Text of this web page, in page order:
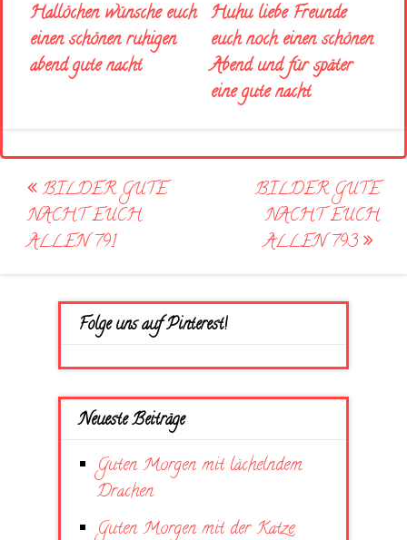
Hallöchen wünsche euch
einen schönen ruhigen
abend gute nacht
Huhu liebe Freunde
euch noch einen schönen
Abend und für später
eine gute nacht
Post
navigation
BILDER GUTE
NACHT EUCH
ALLEN 791
BILDER GUTE
NACHT EUCH
ALLEN 793
Folge uns auf Pinterest!
Neueste Beiträge
Guten Morgen mit lächelndem
Drachen
Guten Morgen mit der Katze